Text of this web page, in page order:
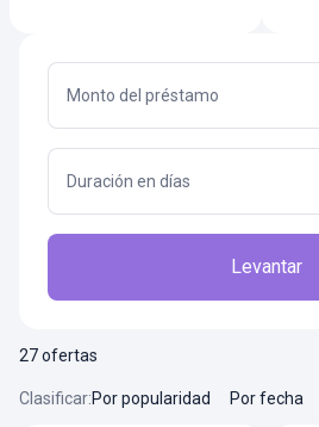
Monto del préstamo
Duración en días
Levantar
27 ofertas
Clasificar:Por popularidad Por fecha